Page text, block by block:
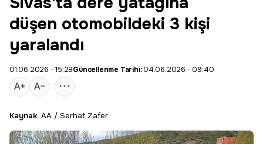
düşen otomobildeki 3 kişi
yaralandı
01.06.2026 - 15:28Güncellenme Tarihi:04.06.2026 - 09:40
Kaynak: AA / Serhat Zafer